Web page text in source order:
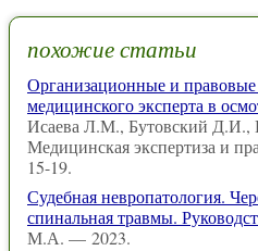
похожие статьи
Организационные и
медицинского эксперта в
Исаева Л.М., Бутовский
Медицинская экспертиза и
15-19.
Судебная невропатология.
спинальная травмы.
М.А. — 2023.